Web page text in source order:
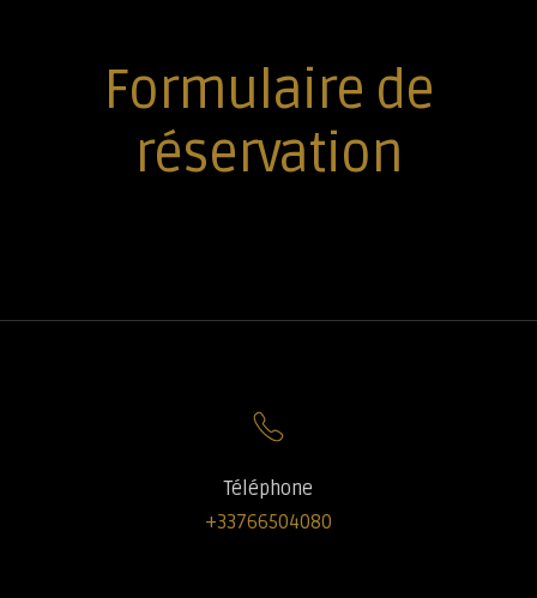
Formulaire de
réservation
Téléphone
+33766504080